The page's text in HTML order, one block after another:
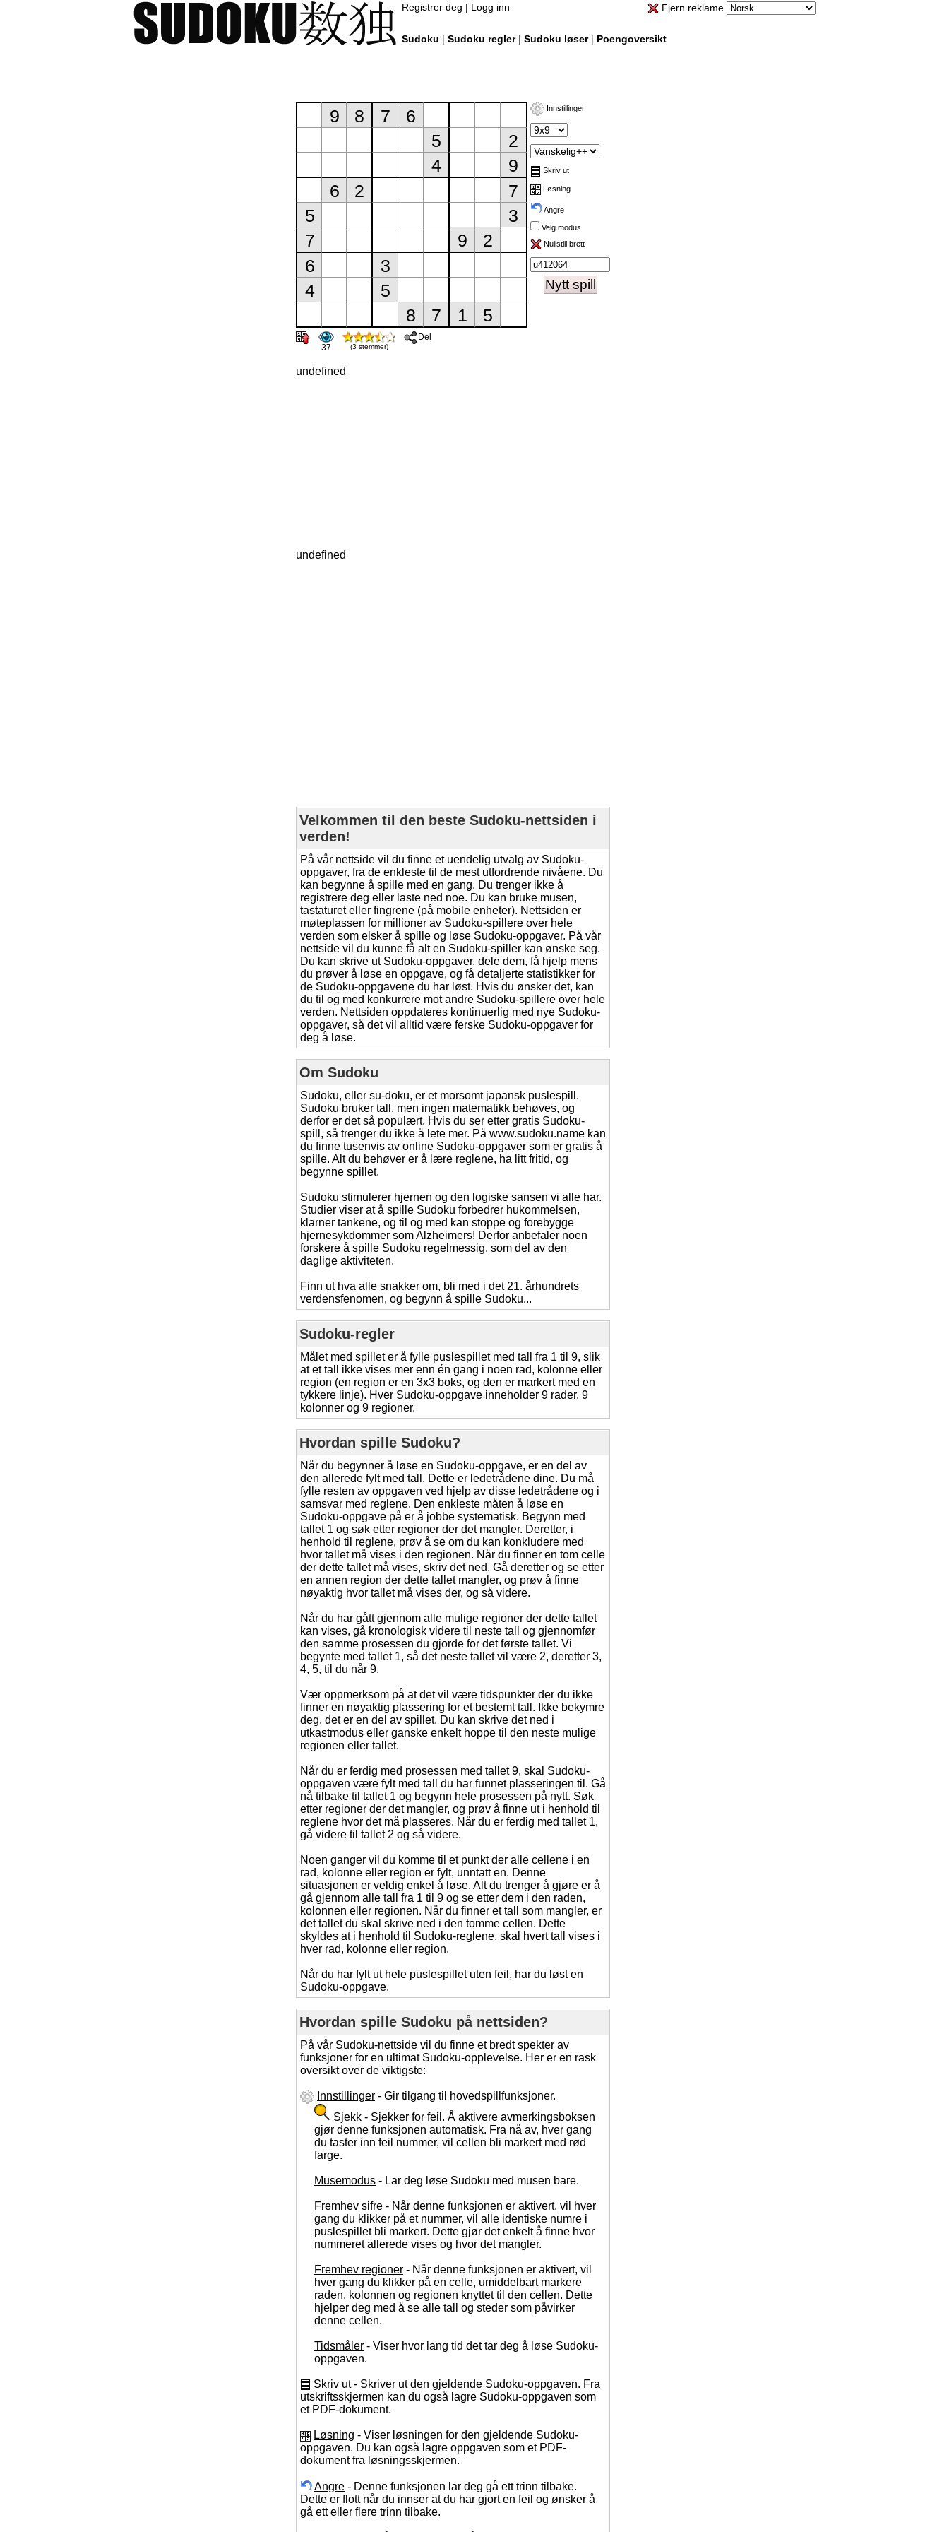
Fjern reklame
Registrer deg | Logg inn
Sudoku | Sudoku regler| Sudoku løser| Poengoversikt
37 (3 stemmer)
Del
Innstillinger
Skriv ut
Løsning
Angre
Velg modus
Nullstill brett
Nytt spill
undefined
undefined
Velkommen til den beste Sudoku-nettsiden i
verden!
På vår nettside vil du finne et uendelig utvalg av Sudoku-
oppgaver, fra de enkleste til de mest utfordrende nivåene. Du
kan begynne å spille med en gang. Du trenger ikke å
registrere deg eller laste ned noe. Du kan bruke musen,
tastaturet eller fingrene (på mobile enheter). Nettsiden er
møteplassen for millioner av Sudoku-spillere over hele
verden som elsker å spille og løse Sudoku-oppgaver. På vår
nettside vil du kunne få alt en Sudoku-spiller kan ønske seg.
Du kan skrive ut Sudoku-oppgaver, dele dem, få hjelp mens
du prøver å løse en oppgave, og få detaljerte statistikker for
de Sudoku-oppgavene du har løst. Hvis du ønsker det, kan
du til og med konkurrere mot andre Sudoku-spillere over hele
verden. Nettsiden oppdateres kontinuerlig med nye Sudoku-
oppgaver, så det vil alltid være ferske Sudoku-oppgaver for
deg å løse.
Om Sudoku
Sudoku, eller su-doku, er et morsomt japansk puslespill.
Sudoku bruker tall, men ingen matematikk behøves, og
derfor er det så populært. Hvis du ser etter gratis Sudoku-
spill, så trenger du ikke å lete mer. På www.sudoku.name kan
du finne tusenvis av online Sudoku-oppgaver som er gratis å
spille. Alt du behøver er å lære reglene, ha litt fritid, og
begynne spillet.
Sudoku stimulerer hjernen og den logiske sansen vi alle har.
Studier viser at å spille Sudoku forbedrer hukommelsen,
klarner tankene, og til og med kan stoppe og forebygge
hjernesykdommer som Alzheimers! Derfor anbefaler noen
forskere å spille Sudoku regelmessig, som del av den
daglige aktiviteten.
Finn ut hva alle snakker om, bli med i det 21. århundrets
verdensfenomen, og begynn å spille Sudoku...
Sudoku-regler
Målet med spillet er å fylle puslespillet med tall fra 1 til 9, slik
at et tall ikke vises mer enn én gang i noen rad, kolonne eller
region (en region er en 3x3 boks, og den er markert med en
tykkere linje). Hver Sudoku-oppgave inneholder 9 rader, 9
kolonner og 9 regioner.
Hvordan spille Sudoku?
Når du begynner å løse en Sudoku-oppgave, er en del av
den allerede fylt med tall. Dette er ledetrådene dine. Du må
fylle resten av oppgaven ved hjelp av disse ledetrådene og i
samsvar med reglene. Den enkleste måten å løse en
Sudoku-oppgave på er å jobbe systematisk. Begynn med
tallet 1 og søk etter regioner der det mangler. Deretter, i
henhold til reglene, prøv å se om du kan konkludere med
hvor tallet må vises i den regionen. Når du finner en tom celle
der dette tallet må vises, skriv det ned. Gå deretter og se etter
en annen region der dette tallet mangler, og prøv å finne
nøyaktig hvor tallet må vises der, og så videre.
Når du har gått gjennom alle mulige regioner der dette tallet
kan vises, gå kronologisk videre til neste tall og gjennomfør
den samme prosessen du gjorde for det første tallet. Vi
begynte med tallet 1, så det neste tallet vil være 2, deretter 3,
4, 5, til du når 9.
Vær oppmerksom på at det vil være tidspunkter der du ikke
finner en nøyaktig plassering for et bestemt tall. Ikke bekymre
deg, det er en del av spillet. Du kan skrive det ned i
utkastmodus eller ganske enkelt hoppe til den neste mulige
regionen eller tallet.
Når du er ferdig med prosessen med tallet 9, skal Sudoku-
oppgaven være fylt med tall du har funnet plasseringen til. Gå
nå tilbake til tallet 1 og begynn hele prosessen på nytt. Søk
etter regioner der det mangler, og prøv å finne ut i henhold til
reglene hvor det må plasseres. Når du er ferdig med tallet 1,
gå videre til tallet 2 og så videre.
Noen ganger vil du komme til et punkt der alle cellene i en
rad, kolonne eller region er fylt, unntatt en. Denne
situasjonen er veldig enkel å løse. Alt du trenger å gjøre er å
gå gjennom alle tall fra 1 til 9 og se etter dem i den raden,
kolonnen eller regionen. Når du finner et tall som mangler, er
det tallet du skal skrive ned i den tomme cellen. Dette
skyldes at i henhold til Sudoku-reglene, skal hvert tall vises i
hver rad, kolonne eller region.
Når du har fylt ut hele puslespillet uten feil, har du løst en
Sudoku-oppgave.
Hvordan spille Sudoku på nettsiden?
På vår Sudoku-nettside vil du finne et bredt spekter av
funksjoner for en ultimat Sudoku-opplevelse. Her er en rask
oversikt over de viktigste:
Innstillinger - Gir tilgang til hovedspillfunksjoner.
Sjekk - Sjekker for feil. Å aktivere avmerkingsboksen
gjør denne funksjonen automatisk. Fra nå av, hver gang
du taster inn feil nummer, vil cellen bli markert med rød
farge.
Musemodus - Lar deg løse Sudoku med musen bare.
Fremhev sifre - Når denne funksjonen er aktivert, vil hver
gang du klikker på et nummer, vil alle identiske numre i
puslespillet bli markert. Dette gjør det enkelt å finne hvor
nummeret allerede vises og hvor det mangler.
Fremhev regioner - Når denne funksjonen er aktivert, vil
hver gang du klikker på en celle, umiddelbart markere
raden, kolonnen og regionen knyttet til den cellen. Dette
hjelper deg med å se alle tall og steder som påvirker
denne cellen.
Tidsmåler - Viser hvor lang tid det tar deg å løse Sudoku-
oppgaven.
Skriv ut- Skriver ut den gjeldende Sudoku-oppgaven. Fra
utskriftsskjermen kan du også lagre Sudoku-oppgaven som
et PDF-dokument.
Løsning - Viser løsningen for den gjeldende Sudoku-
oppgaven. Du kan også lagre oppgaven som et PDF-
dokument fra løsningsskjermen.
Angre - Denne funksjonen lar deg gå ett trinn tilbake.
Dette er flott når du innser at du har gjort en feil og ønsker å
gå ett eller flere trinn tilbake.